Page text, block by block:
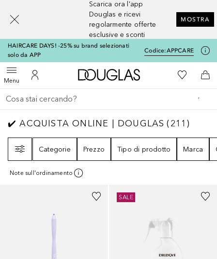
Scarica ora l'app
Douglas e ricevi
regolarmente offerte
esclusive e sconti
MOSTRA
HAIRCARE DAYS! -25% su brand selezionati
solo da APP
Codice:APPCARE
MenuApri menuAl Mio Account
A Douglas HomeAlla Mia
Al
Torna indietro
Esegui ricerca
✔️ ACQUISTA ONLINE | DOUGLAS211
✔️ ACQUISTA ONLINE | DOUGLAS (211 )
Categorie
Prezzo Tipo di prodotto Marca
Note sull'ordinamento
+2
SALE
[navigation.slideout.screenreader]